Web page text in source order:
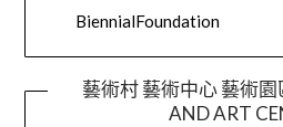
BiennialFoundation
藝術村 藝術中心 藝術園
AND ART